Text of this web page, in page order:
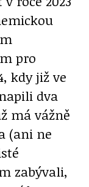
pro
kdy již ve
dva
má vážně
(ani ne
zabývali,